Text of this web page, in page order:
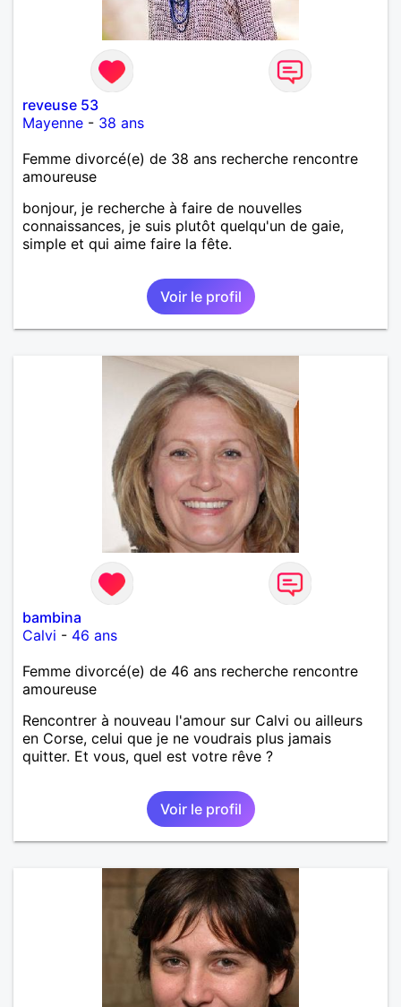
reveuse 53
Mayenne - 38 ans
Femme divorcé(e) de 38 ans recherche rencontre
amoureuse
bonjour, je recherche à faire de nouvelles
connaissances, je suis plutôt quelqu'un de gaie,
simple et qui aime faire la fête.
Voir le profil
bambina
Calvi - 46 ans
Femme divorcé(e) de 46 ans recherche rencontre
amoureuse
Rencontrer à nouveau l'amour sur Calvi ou ailleurs
en Corse, celui que je ne voudrais plus jamais
quitter. Et vous, quel est votre rêve ?
Voir le profil